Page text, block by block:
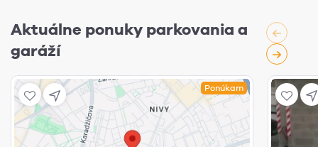
Aktuálne ponuky parkovania a
garáží
Ponúkam